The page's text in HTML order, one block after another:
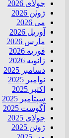
جولای 2026
ژوئن 2026
می 2026
آوریل 2026
مارس 2026
فوریه 2026
ژانویه 2026
دسامبر 2025
نوامبر 2025
اکتبر 2025
سپتامبر 2025
آگوست 2025
جولای 2025
ژوئن 2025